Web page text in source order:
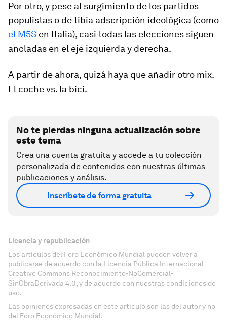
Por otro, y pese al surgimiento de los partidos
populistas o de tibia adscripción ideológica (como
el M5S en Italia), casi todas las elecciones siguen
ancladas en el eje izquierda y derecha.
A partir de ahora, quizá haya que añadir otro mix.
El coche vs. la bici.
No te pierdas ninguna actualización sobre
este tema
Crea una cuenta gratuita y accede a tu colección
personalizada de contenidos con nuestras últimas
publicaciones y análisis.
Inscríbete de forma gratuita
Licencia y republicación
Los artículos del Foro Económico Mundial pueden volver a
publicarse de acuerdo con la Licencia Pública Internacional
Creative Commons Reconocimiento-NoComercial-
SinObraDerivada 4.0, y de acuerdo con nuestras condiciones de
uso.
Las opiniones expresadas en este artículo son las del autor y no
del Foro Económico Mundial.